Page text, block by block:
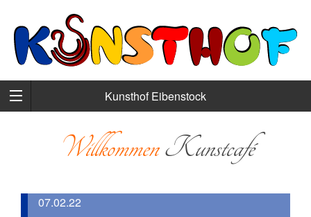
Kunsthof Eibenstock
WillkommenKunstcafé
07.02.22